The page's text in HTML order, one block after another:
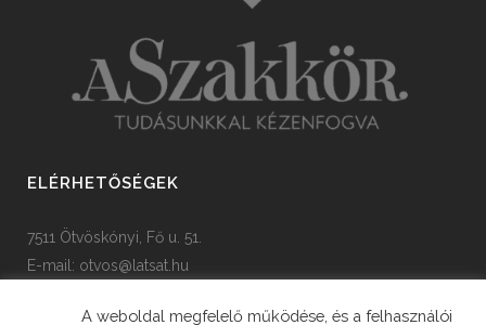
ELÉRHETŐSÉGEK
7511 Ötvöskónyi, Fő u. 51.
E-mail: otvos@latsat.hu
A weboldal megfelelő működése, és a felhasználói